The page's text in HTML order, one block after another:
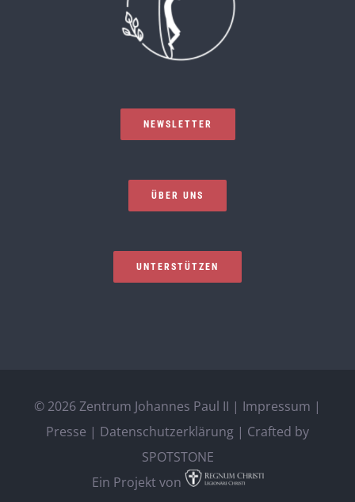
NEWSLETTER
ÜBER UNS
UNTERSTÜTZEN
© 2026 Zentrum Johannes Paul II | Impressum |
Presse | Datenschutzerklärung | Crafted by
SPOTSTONE
Ein Projekt von